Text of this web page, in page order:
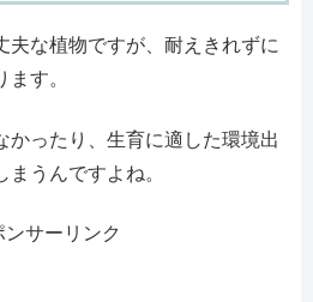
夫な植物ですが、耐えきれずに
す。
かったり、生育に適した環境出
うんですよね。
ンサーリンク